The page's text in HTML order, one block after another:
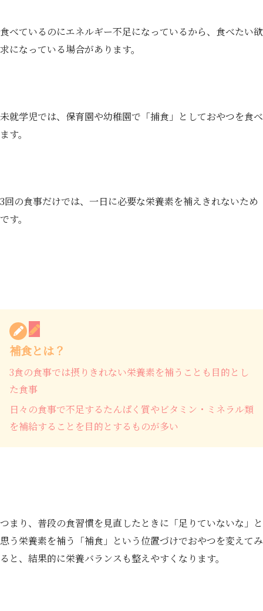
食べているのにエネルギー不足になっているから、食べたい欲
求になっている場合があります。
未就学児では、保育園や幼稚園で「捕食」としておやつを食べ
ます。
3回の食事だけでは、一日に必要な栄養素を補えきれないため
です。
補食とは？
3食の食事では摂りきれない栄養素を補うことも目的とし
た食事
日々の食事で不足するたんぱく質やビタミン・ミネラル類
を補給することを目的とするものが多い
つまり、普段の食習慣を見直したときに「足りていないな」と
思う栄養素を補う「補食」という位置づけでおやつを変えてみ
ると、結果的に栄養バランスも整えやすくなります。